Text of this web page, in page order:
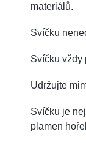
materiálů.
Svíčku
Svíčku vždy
Udržujte
Svíčku je
plamen